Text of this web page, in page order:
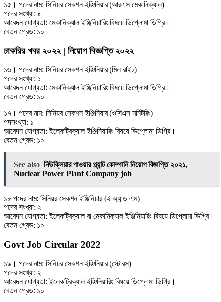
১৫। পদের নাম: সিনিয়র সেকশন ইঞ্জিনিয়ার (আরএস মেকানিক্যাল)
পদের সংখ্যা: ৪
আবেদন যোগ্যতা: মেকানিক্যাল ইঞ্জিনিয়ারিং বিষয়ে ডিপ্লোমা ডিগ্রি।
বেতন গ্রেড: ১০
চাকরির খবর ২০২২ | নিয়োগ বিজ্ঞপ্তি ২০২২
১৬। পদের নাম: সিনিয়র সেকশন ইঞ্জিনিয়ার (মিল রাইট)
পদের সংখ্যা: ১
আবেদন যোগ্যতা: মেকানিক্যাল ইঞ্জিনিয়ারিং বিষয়ে ডিপ্লোমা ডিগ্রি।
বেতন গ্রেড: ১০
১৭। পদের নাম: সিনিয়র সেকশন ইঞ্জিনিয়ার (ওসিএস মনিটরিং)
পদসংখ্যা: ১
আবেদন যোগ্যতা: ইলেকট্রিক্যাল ইঞ্জিনিয়ারিং বিষয়ে ডিপ্লোমা ডিগ্রি।
বেতন গ্রেড: ১০
See also নিউক্লিয়ার পাওয়ার প্ল্যান্ট কোম্পানি নিয়োগ বিজ্ঞপ্তি ২০২১,
Nuclear Power Plant Company job
১৮ পদের নাম: সিনিয়র সেকশন ইঞ্জিনিয়ার (ই অ্যান্ড এম)
পদের সংখ্যা: ২
আবেদন যোগ্যতা: ইলেকট্রিক্যাল বা মেকানিক্যাল ইঞ্জিনিয়ারিং বিষয়ে ডিপ্লোমা ডিগ্রি।
বেতন গ্রেড: ১০
Govt Job Circular 2022
১৯। পদের নাম: সিনিয়র সেকশন ইঞ্জিনিয়ার (স্টোরস)
পদের সংখ্যা: ২
আবেদন যোগ্যতা: ইলেকট্রিক্যাল ইঞ্জিনিয়ারিং বিষয়ে ডিপ্লোমা ডিগ্রি।
বেতন গ্রেড: ১০